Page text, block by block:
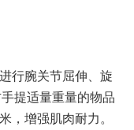
行腕关节屈伸、旋
提适量重量的物品
，增强肌肉耐力。